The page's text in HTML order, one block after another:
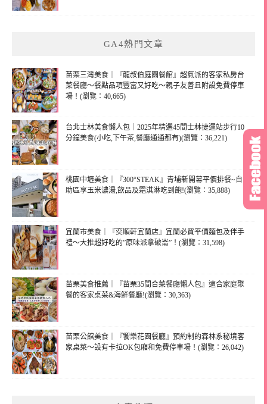
GA4熱門文章
苗栗三灣美食｜『龍叔伯庭園餐館』超氣派的客家私房台
菜餐廳～餐點品項豐富又好吃～親子友善且附設免費停車
場！(瀏覽：40,665)
台北士林美食懶人包｜2025年精選45間士林捷運站步行10
分鐘美食(小吃,下午茶,餐廳通通都有)(瀏覽：36,221)
桃園中壢美食｜『300°STEAK』青埔新開幕平價排餐~自
助區享玉米濃湯,飲品及霜淇淋吃到飽!(瀏覽：35,888)
宜蘭市美食｜『奕順軒宜蘭店』宜蘭必買平價麵包及伴手
禮～大推超好吃的”原味派拿破崙”！(瀏覽：31,598)
苗栗美食推薦｜『苗栗35間合菜餐廳懶人包』適合家庭聚
餐的客家桌菜&海鮮餐廳!(瀏覽：30,363)
苗栗公館美食｜『饗樂花園餐廳』預約制的森林系秘境客
家桌菜～設有卡拉OK包廂和免費停車場！(瀏覽：26,042)